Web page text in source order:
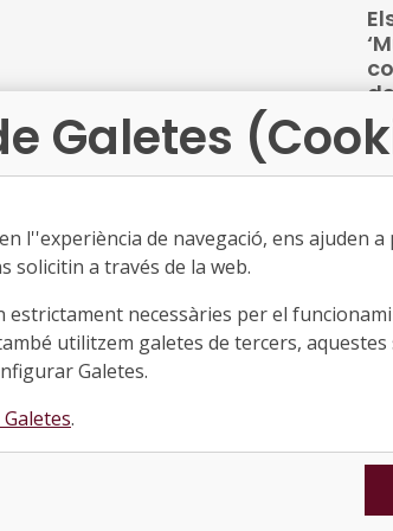
●
●
Galetes
l''experiència de navegació, ens ajuden
solicitin a través de la web.
necessàries per el
utilitzem galetes de tercers, aquestes
Galetes.
.